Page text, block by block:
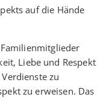
auf die Hände
Liebe und Respekt
zu
zu erweisen. Das